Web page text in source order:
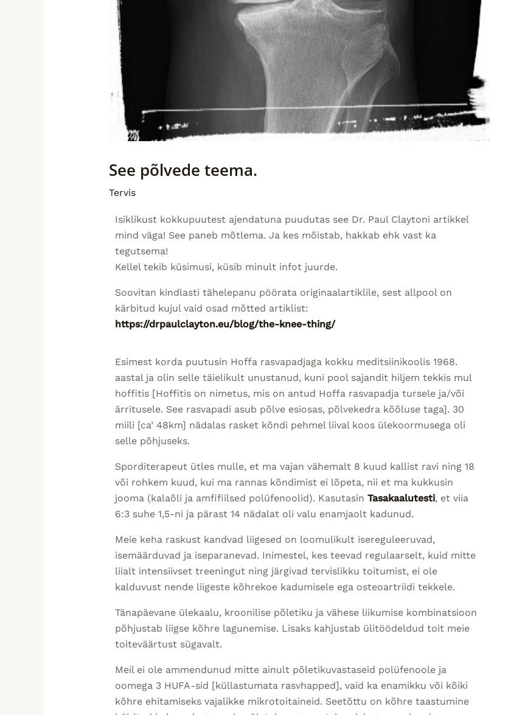
See põlvede teema.
Tervis
Isiklikust kokkupuutest ajendatuna puudutas see Dr. Paul Claytoni artikkel
mind väga! See paneb mõtlema. Ja kes mõistab, hakkab ehk vast ka
tegutsema!
Kellel tekib küsimusi, küsib minult infot juurde.
Soovitan kindlasti tähelepanu pöörata originaalartiklile, sest allpool on
kärbitud kujul vaid osad mõtted artiklist:
https://drpaulclayton.eu/blog/the-knee-thing/
Esimest korda puutusin Hoffa rasvapadjaga kokku meditsiinikoolis 1968.
aastal ja olin selle täielikult unustanud, kuni pool sajandit hiljem tekkis mul
hoffitis [Hoffitis on nimetus, mis on antud Hoffa rasvapadja tursele ja/või
ärritusele. See rasvapadi asub põlve esiosas, põlvekedra kõõluse taga]. 30
miili [ca’ 48km] nädalas rasket kõndi pehmel liival koos ülekoormusega oli
selle põhjuseks.
Sporditerapeut ütles mulle, et ma vajan vähemalt 8 kuud kallist ravi ning 18
või rohkem kuud, kui ma rannas kõndimist ei lõpeta, nii et ma kukkusin
jooma (kalaõli ja amfifiilsed polüfenoolid). Kasutasin Tasakaalutesti, et viia
6:3 suhe 1,5-ni ja pärast 14 nädalat oli valu enamjaolt kadunud.
Meie keha raskust kandvad liigesed on loomulikult isereguleeruvad,
isemäärduvad ja iseparanevad. Inimestel, kes teevad regulaarselt, kuid mitte
liialt intensiivset treeningut ning järgivad tervislikku toitumist, ei ole
kalduvust nende liigeste kõhrekoe kadumisele ega osteoartriidi tekkele.
Tänapäevane ülekaalu, kroonilise põletiku ja vähese liikumise kombinatsioon
põhjustab liigse kõhre lagunemise. Lisaks kahjustab ülitöödeldud toit meie
toiteväärtust sügavalt.
Meil ei ole ammendunud mitte ainult põletikuvastaseid polüfenoole ja
oomega 3 HUFA-sid [küllastumata rasvhapped], vaid ka enamikku või kõiki
kõhre ehitamiseks vajalikke mikrotoitaineid. Seetõttu on kõhre taastumine